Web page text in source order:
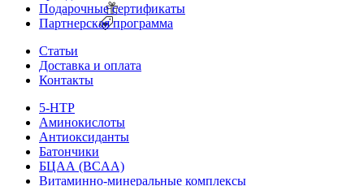
Подарочные сертификаты
Партнерская программа
Статьи
Доставка и оплата
Контакты
5-HTP
Аминокислоты
Антиоксиданты
Батончики
БЦАА (BCAA)
Витаминно-минеральные комплексы